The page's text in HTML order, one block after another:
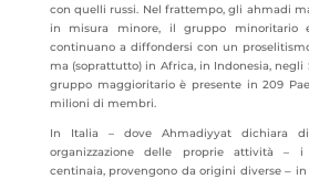
con quelli russi. Nel frattempo, gli ahmadi
in misura minore, il gruppo minoritario
continuano a diffondersi con un
ma (soprattutto) in Africa, in Indonesia, negli
gruppo maggioritario è presente in 209
milioni di membri.
In Italia – dove Ahmadiyyat dichiara
organizzazione delle proprie attività –
centinaia, provengono da origini diverse ‒